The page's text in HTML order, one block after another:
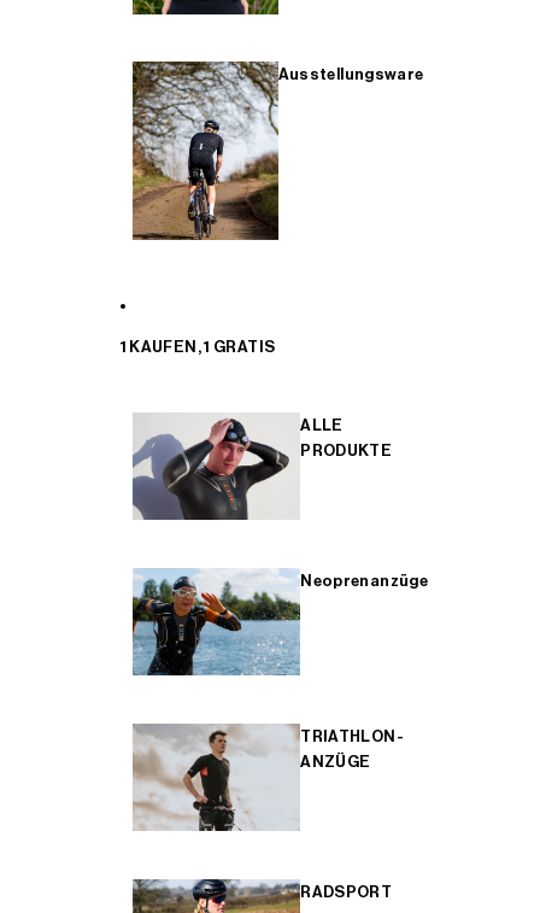
Ausstellungsware
1 KAUFEN, 1 GRATIS
ALLE
PRODUKTE
Neoprenanzüge
TRIATHLON-
ANZÜGE
RADSPORT